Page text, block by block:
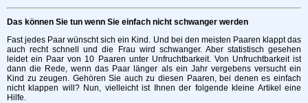
Das können Sie tun wenn Sie einfach nicht schwanger werden
Fast jedes Paar wünscht sich ein Kind. Und bei den meisten Paaren klappt das
auch recht schnell und die Frau wird schwanger. Aber statistisch gesehen
leidet ein Paar von 10 Paaren unter Unfruchtbarkeit. Von Unfruchtbarkeit ist
dann die Rede, wenn das Paar länger als ein Jahr vergebens versucht ein
Kind zu zeugen. Gehören Sie auch zu diesen Paaren, bei denen es einfach
nicht klappen will? Nun, vielleicht ist Ihnen der folgende kleine Artikel eine
Hilfe.